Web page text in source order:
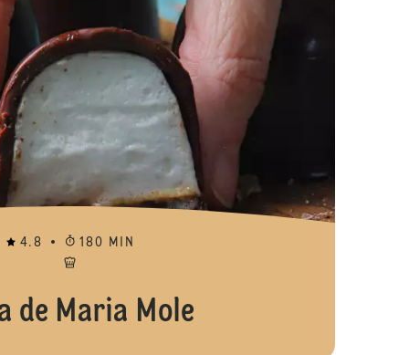
4.8 180 MIN
de Maria Mole